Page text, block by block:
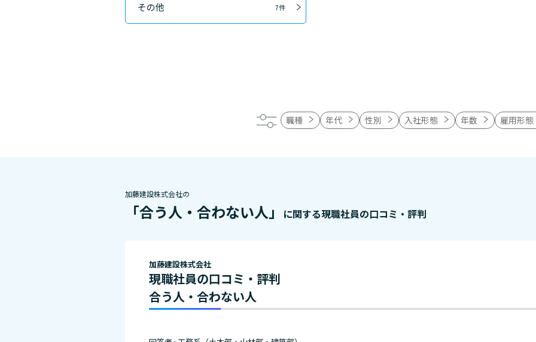
その他 7件
職種 年代 性別 入社形態 年数 雇用形態
加藤建設株式会社の
「合う人・合わない人」 に関する現職社員の口コミ・評判
加藤建設株式会社
現職社員の口コミ・評判
合う人・合わない人